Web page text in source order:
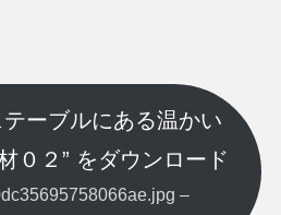
ーブルにある温かい
０２” をダウンロード
–